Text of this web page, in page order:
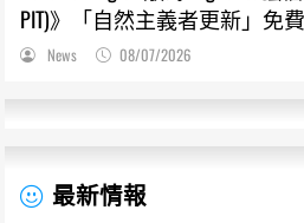
PIT)》「自然主義者更新」免
萬份，遊戲史低66折熱銷中
News 08/07/2026
最新情報